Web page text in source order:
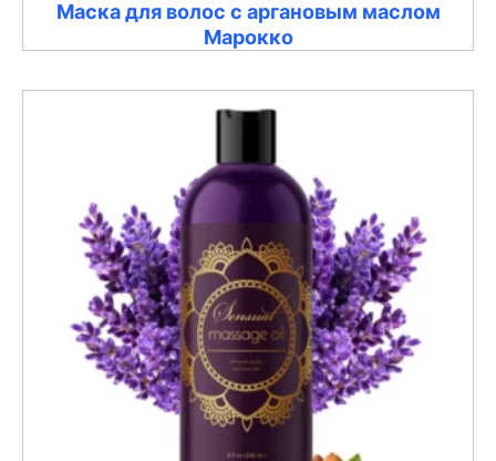
Маска для волос с аргановым маслом
Марокко